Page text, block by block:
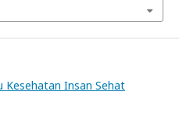
Kesehatan Insan Sehat